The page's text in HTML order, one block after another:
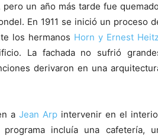
un año más tarde fue
En 1911 se inició un proceso
los hermanos Horn y Ernest
La fachada no sufrió
derivaron en una
a Jean Arpintervenir en el
incluía una cafetería,